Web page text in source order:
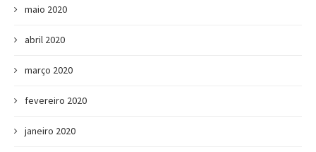
maio 2020
abril 2020
março 2020
fevereiro 2020
janeiro 2020